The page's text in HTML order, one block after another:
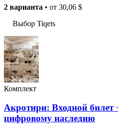
2 варианта • от 30,06 $
Выбор Tiqets
Комплект
Акротири: Входной билет
цифровому наследию